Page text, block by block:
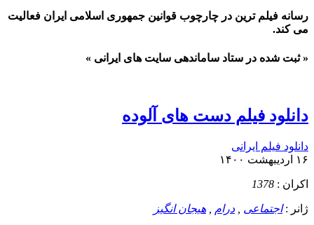
رسانه فیلم ترین در چارچوب قوانین جمهوری اسلامی ایران فعالیت
می کند.
« ثبت شده در ستاد ساماندهی سایت های ایرانی »
دانلود فیلم دست های آلوده
دانلود فیلم ایرانی
۱۶ اردیبهشت ۱۴۰۰
اکران : 1378
ژانر :اجتماعی درام هیجان انگیز